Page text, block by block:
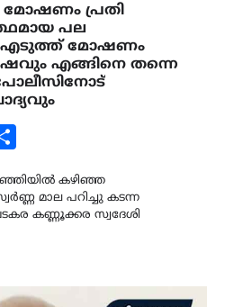
മോഷണം പ്രതി
പല
മോഷണം
എങ്ങിനെ തന്നെ
കഴിഞ്ഞ
മാല പറിച്ചു കടന്ന
കണ്ണൂക്കര സ്വദേശി